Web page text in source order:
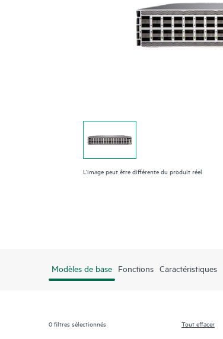
L’image peut être différente du produit réel
Modèles de base Fonctions Caractéristiques
0filtres sélectionnés Tout effacer